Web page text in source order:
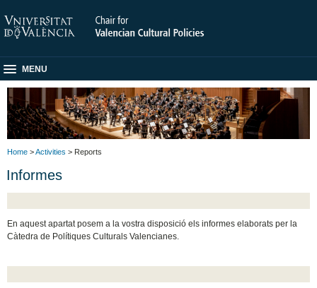
MENU
Home >Activities > Reports
Informes
En aquest apartat posem a la vostra disposició els informes elaborats per la
Càtedra de Polítiques Culturals Valencianes.